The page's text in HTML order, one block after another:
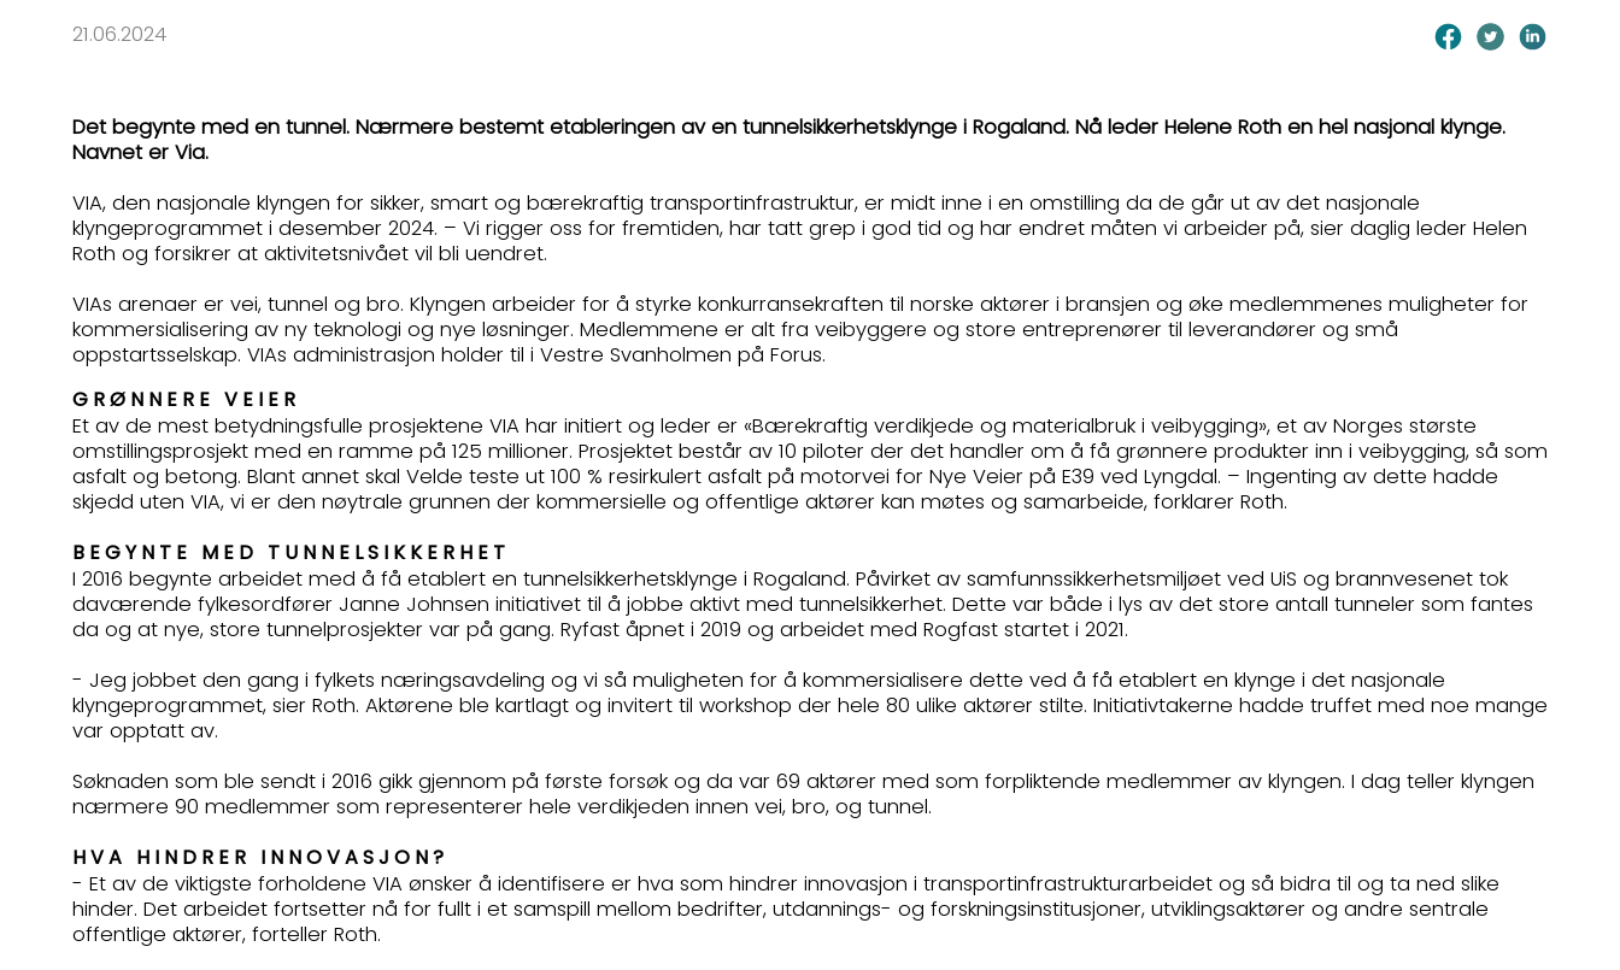
21.06.2024
Det begynte med en tunnel. Nærmere bestemt etableringen av en tunnelsikkerhetsklynge i Rogaland. Nå leder Helene Roth en hel nasjonal klynge.
Navnet er Via.
VIA, den nasjonale klyngen for sikker, smart og bærekraftig transportinfrastruktur, er midt inne i en omstilling da de går ut av det nasjonale
klyngeprogrammet i desember 2024. – Vi rigger oss for fremtiden, har tatt grep i god tid og har endret måten vi arbeider på, sier daglig leder Helen
Roth og forsikrer at aktivitetsnivået vil bli uendret.
VIAs arenaer er vei, tunnel og bro. Klyngen arbeider for å styrke konkurransekraften til norske aktører i bransjen og øke medlemmenes muligheter for
kommersialisering av ny teknologi og nye løsninger. Medlemmene er alt fra veibyggere og store entreprenører til leverandører og små
oppstartsselskap. VIAs administrasjon holder til i Vestre Svanholmen på Forus.
GRØNNERE VEIER
Et av de mest betydningsfulle prosjektene VIA har initiert og leder er «Bærekraftig verdikjede og materialbruk i veibygging», et av Norges største
omstillingsprosjekt med en ramme på 125 millioner. Prosjektet består av 10 piloter der det handler om å få grønnere produkter inn i veibygging, så som
asfalt og betong. Blant annet skal Velde teste ut 100 % resirkulert asfalt på motorvei for Nye Veier på E39 ved Lyngdal. – Ingenting av dette hadde
skjedd uten VIA, vi er den nøytrale grunnen der kommersielle og offentlige aktører kan møtes og samarbeide, forklarer Roth.
BEGYNTE MED TUNNELSIKKERHET
I 2016 begynte arbeidet med å få etablert en tunnelsikkerhetsklynge i Rogaland. Påvirket av samfunnssikkerhetsmiljøet ved UiS og brannvesenet tok
daværende fylkesordfører Janne Johnsen initiativet til å jobbe aktivt med tunnelsikkerhet. Dette var både i lys av det store antall tunneler som fantes
da og at nye, store tunnelprosjekter var på gang. Ryfast åpnet i 2019 og arbeidet med Rogfast startet i 2021.
- Jeg jobbet den gang i fylkets næringsavdeling og vi så muligheten for å kommersialisere dette ved å få etablert en klynge i det nasjonale
klyngeprogrammet, sier Roth. Aktørene ble kartlagt og invitert til workshop der hele 80 ulike aktører stilte. Initiativtakerne hadde truffet med noe mange
var opptatt av.
Søknaden som ble sendt i 2016 gikk gjennom på første forsøk og da var 69 aktører med som forpliktende medlemmer av klyngen. I dag teller klyngen
nærmere 90 medlemmer som representerer hele verdikjeden innen vei, bro, og tunnel.
HVA HINDRER INNOVASJON?
- Et av de viktigste forholdene VIA ønsker å identifisere er hva som hindrer innovasjon i transportinfrastrukturarbeidet og så bidra til og ta ned slike
hinder. Det arbeidet fortsetter nå for fullt i et samspill mellom bedrifter, utdannings- og forskningsinstitusjoner, utviklingsaktører og andre sentrale
offentlige aktører, forteller Roth.